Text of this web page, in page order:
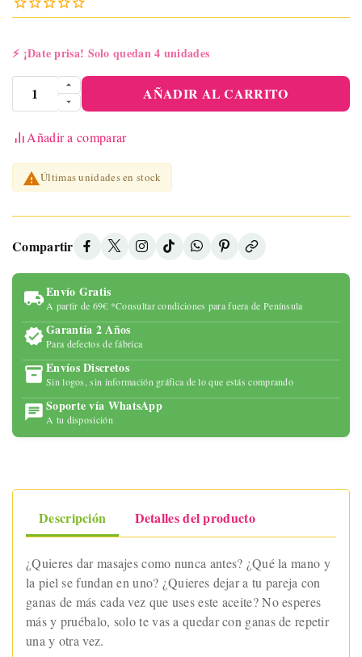
⚡ ¡Date prisa! Solo quedan 4 unidades
AÑADIR AL CARRITO
Añadir a comparar
Últimas unidades en stock
Compartir
Envío Gratis
A partir de 69€ *Consultar condiciones para fuera de Península
Garantía 2 Años
Para defectos de fábrica
Envíos Discretos
Sin logos, sin información gráfica de lo que estás comprando
Soporte vía WhatsApp
A tu disposición
Descripción Detalles del producto
¿Quieres dar masajes como nunca antes? ¿Qué la mano y
la piel se fundan en uno? ¿Quieres dejar a tu pareja con
ganas de más cada vez que uses este aceite? No esperes
más y pruébalo, solo te vas a quedar con ganas de repetir
una y otra vez.